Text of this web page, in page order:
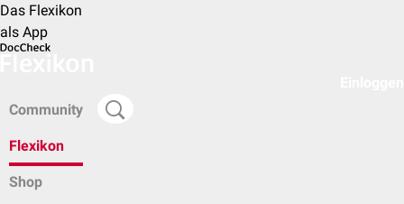
Das Flexikon
als App
Community
Flexikon
Shop